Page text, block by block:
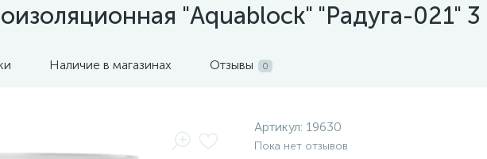
"Aquablock" "Радуга-021" 3
Наличие в магазинах Отзывы 0
Артикул: 19630
Пока нет отзывов